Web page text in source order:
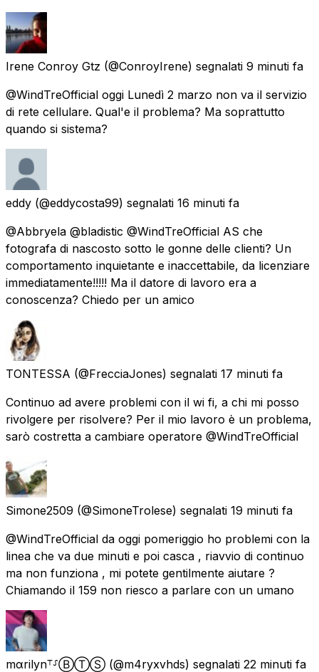
Irene Conroy Gtz (@ConroyIrene) segnalati 9 minuti fa
@WindTreOfficial oggi Lunedì 2 marzo non va il servizio
di rete cellulare. Qual'e il problema? Ma soprattutto
quando si sistema?
eddy (@eddycosta99) segnalati 16 minuti fa
@Abbryela @bladistic @WindTreOfficial AS che
fotografa di nascosto sotto le gonne delle clienti? Un
comportamento inquietante e inaccettabile, da licenziare
immediatamente!!!!! Ma il datore di lavoro era a
conoscenza? Chiedo per un amico
TONTESSA (@FrecciaJones) segnalati 17 minuti fa
Continuo ad avere problemi con il wi fi, a chi mi posso
rivolgere per risolvere? Per il mio lavoro è un problema,
sarò costretta a cambiare operatore @WindTreOfficial
Simone2509 (@SimoneTrolese) segnalati 19 minuti fa
@WindTreOfficial da oggi pomeriggio ho problemi con la
linea che va due minuti e poi casca , riavvio di continuo
ma non funziona , mi potete gentilmente aiutare ?
Chiamando il 159 non riesco a parlare con un umano
mαrilyn⸆⸉ⒷⓉⓈ (@m4ryxvhds) segnalati 22 minuti fa